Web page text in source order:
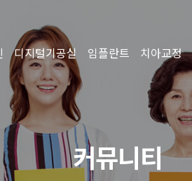
디지털기공실 임플란트 치아교정
커뮤니티